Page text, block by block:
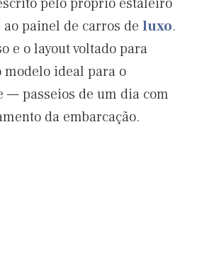
painel de carros de luxo.
e o layout voltado para
ideal para o
— passeios de um dia com
da embarcação.